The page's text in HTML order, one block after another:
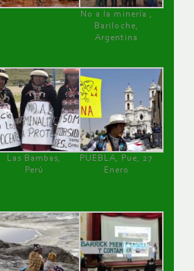
No a la minería ,
Bariloche,
Argentina
Las Bambas,
Perú
PUEBLA, Pue, 27
Enero